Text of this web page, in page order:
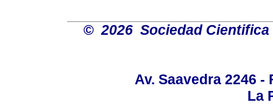
©2026 Sociedad Cientifica
Av. Saavedra 2246
La